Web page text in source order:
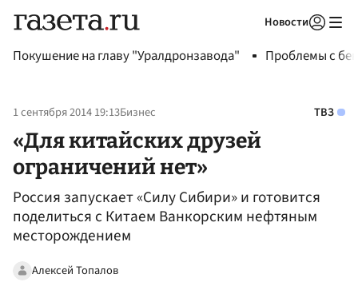
Новости
Покушение на главу "Уралдронзавода" Проблемы с
1 сентября 2014 19:13Бизнес ТВЗ
«Для китайских друзей
ограничений нет»
Россия запускает «Силу Сибири» и готовится
поделиться с Китаем Ванкорским нефтяным
месторождением
Алексей Топалов